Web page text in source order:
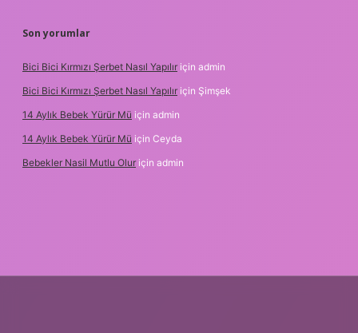
Son yorumlar
Bici Bici Kırmızı Şerbet Nasıl Yapılır için admin
Bici Bici Kırmızı Şerbet Nasıl Yapılır için Şimşek
14 Aylık Bebek Yürür Mü için admin
14 Aylık Bebek Yürür Mü için Ceyda
Bebekler Nasil Mutlu Olur için admin